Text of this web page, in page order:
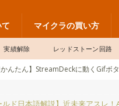
マイクラの買い方
実績解除 レッドストーン回路
かんたん】StreamDeckに動くGifボ
ルド日本語解説】近未来アスレ！